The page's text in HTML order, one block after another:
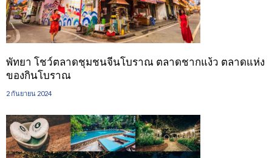
พัทยา โชว์ตลาดชุมชนจีนโบราณ ตลาดชากแง้ว ตลาดแห่ง
ของกินโบราณ
2 กันยายน 2024